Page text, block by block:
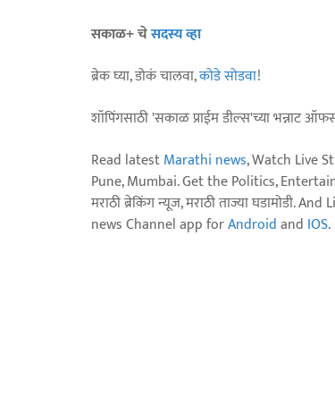
सकाळ+ चेसदस्य व्हा
ब्रेक घ्या, डोकं चालवा,कोडे सोडवा!
शॉपिंगसाठी 'सकाळ प्राईम डील्स'च्या भन्नाट
Read latestMarathi news, Watch Live
Pune, Mumbai. Get the Politics,
मराठी ब्रेकिंग न्यूज, मराठी ताज्या
news Channel app forAndroidand IOS.